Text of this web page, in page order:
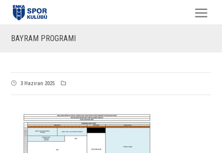
BAYRAM PROGRAMI
3 Haziran 2025